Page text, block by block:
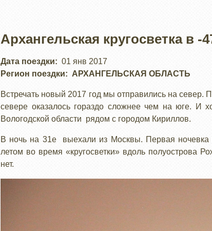
Архангельская кругосветка в -
Дата поездки
01 янв 2017
Регион поездки
АРХАНГЕЛЬСКАЯ ОБЛАСТЬ
Встречать новый 2017 год мы отправились на север.
севере оказалось гораздо сложнее чем на юге. И
Вологодской области рядом с городом Кириллов.
В ночь на 31е выехали из Москвы. Первая
летом во время «кругосветки» вдоль полуострова
нет.